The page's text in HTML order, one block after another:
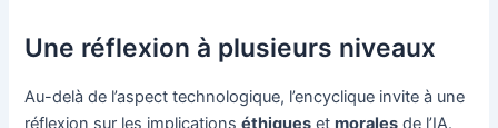
Une réflexion à plusieurs niveaux
Au-delà de l’aspect technologique, l’encyclique invite à une
réflexion sur les implicationséthiques etmorales de l’IA.